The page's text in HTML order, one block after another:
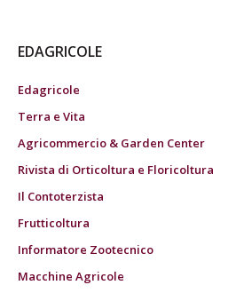
EDAGRICOLE
Edagricole
Terra e Vita
Agricommercio & Garden Center
Rivista di Orticoltura e Floricoltura
Il Contoterzista
Frutticoltura
Informatore Zootecnico
Macchine Agricole